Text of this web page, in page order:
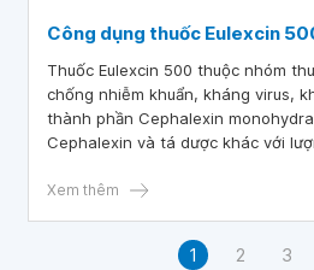
Công dụng thuốc Eulexcin
Thuốc Eulexcin 500 thuộc nhóm
chống nhiễm khuẩn, kháng virus,
thành phần Cephalexin
Cephalexin và tá dược khác với
Xem thêm
1 2 3